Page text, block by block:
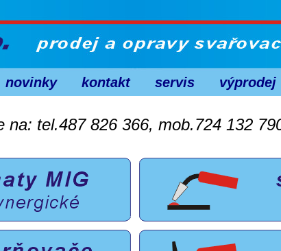
kontakt servis výprodej
tel.487 826 366, mob.724 132